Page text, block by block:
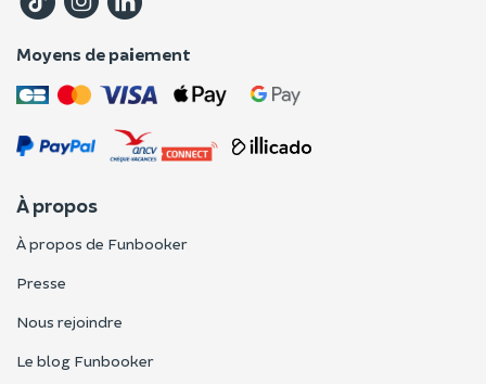
Moyens de paiement
À propos
À propos de Funbooker
Presse
Nous rejoindre
Le blog Funbooker